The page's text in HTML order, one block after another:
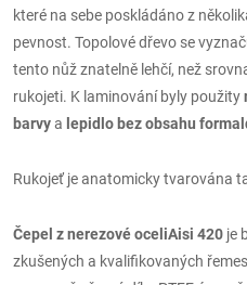
které na sebe poskládáno z
pevnost. Topolové dřevo se
tento nůž znatelně lehčí, než
rukojeti. K laminování byly použity
barvya lepidlo bez obsahu
Rukojeť je anatomicky tvarována
Čepel z nerezové oceliAisi 420 je
zkušených a kvalifikovaných